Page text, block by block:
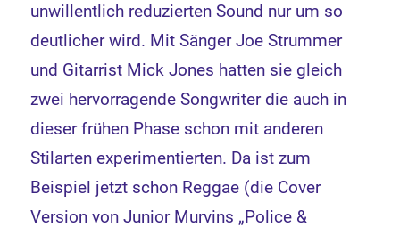
unwillentlich reduzierten Sound nur um so
deutlicher wird. Mit Sänger Joe Strummer
und Gitarrist Mick Jones hatten sie gleich
zwei hervorragende Songwriter die auch in
dieser frühen Phase schon mit anderen
Stilarten experimentierten. Da ist zum
Beispiel jetzt schon Reggae (die Cover
Version von Junior Murvins „Police &